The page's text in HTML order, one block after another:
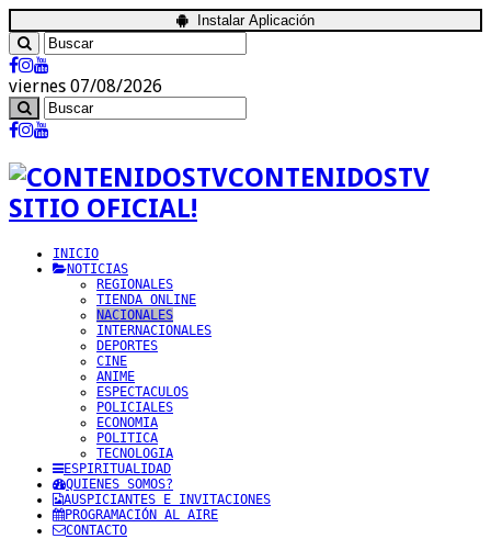
Instalar Aplicación
viernes 07/08/2026
CONTENIDOSTV
SITIO OFICIAL!
INICIO
NOTICIAS
REGIONALES
TIENDA ONLINE
NACIONALES
INTERNACIONALES
DEPORTES
CINE
ANIME
ESPECTACULOS
POLICIALES
ECONOMIA
POLITICA
TECNOLOGIA
ESPIRITUALIDAD
QUIENES SOMOS?
AUSPICIANTES E INVITACIONES
PROGRAMACIÓN AL AIRE
CONTACTO